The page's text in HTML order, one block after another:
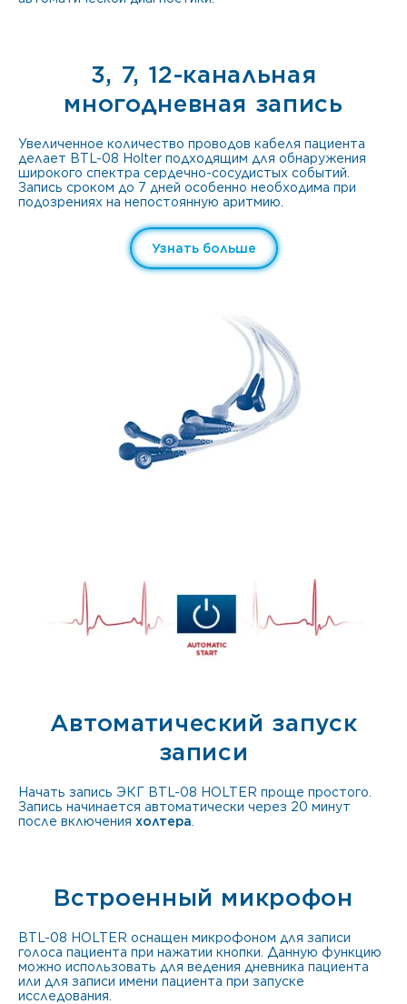
3, 7, 12-канальная
многодневная запись
Увеличенное количество проводов кабеля пациента
делает BTL-08 Holter подходящим для обнаружения
широкого спектра сердечно-сосудистых событий.
Запись сроком до 7 дней особенно необходима при
подозрениях на непостоянную аритмию.
Узнать больше
Автоматический запуск
записи
Начать запись ЭКГ BTL-08 HOLTER проще простого.
Запись начинается автоматически через 20 минут
после включения холтера
Встроенный микрофон
BTL-08 HOLTER оснащен микрофоном для записи
голоса пациента при нажатии кнопки. Данную функцию
можно использовать для ведения дневника пациента
или для записи имени пациента при запуске
исследования.